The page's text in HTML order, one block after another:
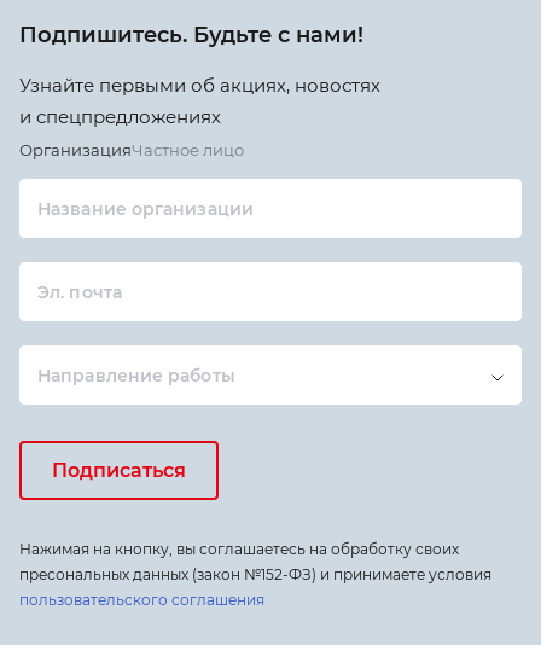
Подпишитесь. Будьте с нами!
Узнайте первыми об акциях, новостях
и спецпредложениях
ОрганизацияЧастное лицо
Название организации
Эл. почта
Направление работы
Подписаться
Нажимая на кнопку, вы соглашаетесь на обработку своих
пресональных данных (закон №152-ФЗ) и принимаете условия
пользовательского соглашения